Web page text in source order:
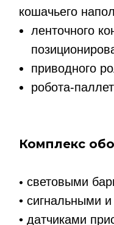
кошачьего
ленточного
приводного
робота-
Комплекс
• световыми
• сигнальными
• датчиками